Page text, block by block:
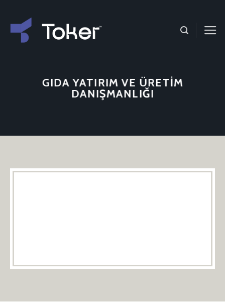
content
GIDA YATIRIM VE ÜRETIM
DANIŞMANLIĞI